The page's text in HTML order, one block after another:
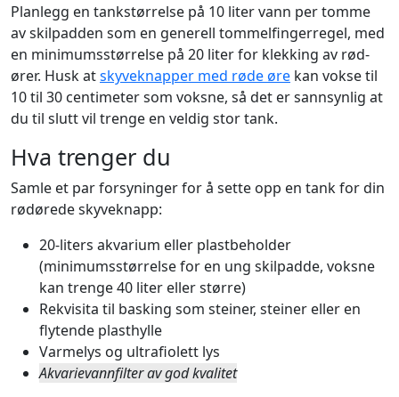
Planlegg en tankstørrelse på 10 liter vann per tomme
av skilpadden som en generell tommelfingerregel, med
en minimumsstørrelse på 20 liter for klekking av rød-
ører. Husk atskyveknapper med røde øre kan vokse til
10 til 30 centimeter som voksne, så det er sannsynlig at
du til slutt vil trenge en veldig stor tank.
Hva trenger du
Samle et par forsyninger for å sette opp en tank for din
rødørede skyveknapp:
20-liters akvarium eller plastbeholder
(minimumsstørrelse for en ung skilpadde, voksne
kan trenge 40 liter eller større)
Rekvisita til basking som steiner, steiner eller en
flytende plasthylle
Varmelys og ultrafiolett lys
Akvarievannfilter av god kvalitet